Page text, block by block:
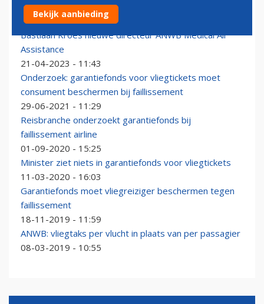
Traumahelikopters ANWB 30 jaar in Nederland
16-05-2025 - 12:20
Bastiaan Kroes nieuwe directeur ANWB Medical Air
Assistance
21-04-2023 - 11:43
Onderzoek: garantiefonds voor vliegtickets moet
consument beschermen bij faillissement
29-06-2021 - 11:29
Reisbranche onderzoekt garantiefonds bij
faillissement airline
01-09-2020 - 15:25
Minister ziet niets in garantiefonds voor vliegtickets
11-03-2020 - 16:03
Garantiefonds moet vliegreiziger beschermen tegen
faillissement
18-11-2019 - 11:59
ANWB: vliegtaks per vlucht in plaats van per passagier
08-03-2019 - 10:55
Bekijk aanbieding